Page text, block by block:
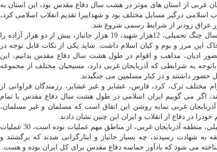
غربی از استان های موثر در هشت سال دفاع مقدس بود، این استان به
درگیر مسایل مختلف بود و شهداییرا تقدیم انقلاب اسلامی کرد،
عراق زودتر از شرایط رسمی شروع شد.
وزیر فرهنگ و ارشاد اسلامی افزود: آذربایجان غربی در طول هشت سال جنگ تحمیلی، 12هزار شهید، 19 هزار جانباز، بیش از دو هزار آزاده را
این مرز و بوم و کیان اسلام داشت. شاید یکی از نکات قابل توجه در
ادیان، مذاهب و اقوام در طول هشت سال دفاع مقدس بدانیم، این
به شرایطی که آذربایجان غربی دارد، مسیحیان مختلف از مجموعه
داشتند و در کنار مسلمین می جنگیدند.
ترک، کرد، فارس، عشایر و غیر عشایر، رزمندگان فراوانی از
اگر می گوییم ایران اسلامی در طول هشت سال دفاع مقدس با تمام
غربی نمایه روشن این اتفاق است که مسلمان و غیر مسلمان،
در دفاع از انقلاب و ایران این چنین نشان دادند.
وزیر فرهنگ و ارشاد اسلامی اشاره کرد: در این هشت سال جنگ تحمیلی، منطقه آذربایجان غربی، از مناطق مهم عملیات بوده است، 30 عملیات
شهادت رسیدند، چه بسیار جانباز و ایثارگرانی شدند که برگشتند و
شناخته می شود که یادآور حماسه دفاع مقدس برای کل ایران بوده و هست.